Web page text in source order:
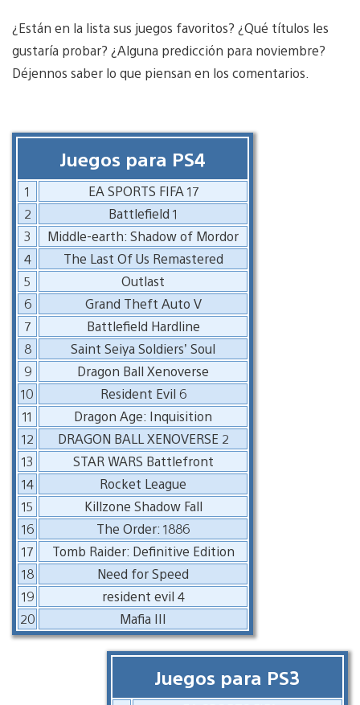
¿Están en la lista sus juegos favoritos? ¿Qué títulos les
gustaría probar? ¿Alguna predicción para noviembre?
Déjennos saber lo que piensan en los comentarios.
Juegos para PS4
1
EA SPORTS FIFA 17
2
Battlefield 1
3
Middle-earth: Shadow of Mordor
4
The Last Of Us Remastered
5
Outlast
6
Grand Theft Auto V
7
Battlefield Hardline
8
Saint Seiya Soldiers’ Soul
9
Dragon Ball Xenoverse
10
Resident Evil 6
11
Dragon Age: Inquisition
12
DRAGON BALL XENOVERSE 2
13
STAR WARS Battlefront
14
Rocket League
15
Killzone Shadow Fall
16
The Order: 1886
17
Tomb Raider: Definitive Edition
18
Need for Speed
19
resident evil 4
20
Mafia III
Juegos para PS3